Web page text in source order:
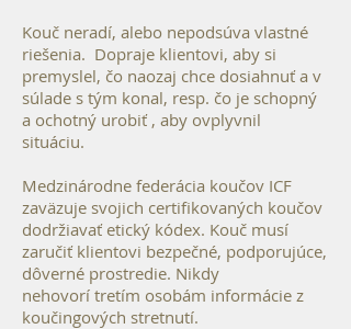
Kouč neradí, alebo nepodsúva vlastné
riešenia. Dopraje klientovi, aby si
premyslel, čo naozaj chce dosiahnuť a v
súlade s tým konal, resp. čo je schopný
a ochotný urobiť , aby ovplyvnil
situáciu.
Medzinárodne federácia koučov ICF
zaväzuje svojich certifikovaných koučov
dodržiavať etický kódex. Kouč musí
zaručiť klientovi bezpečné, podporujúce,
dôverné prostredie. Nikdy
nehovorí tretím osobám informácie z
koučingových stretnutí.